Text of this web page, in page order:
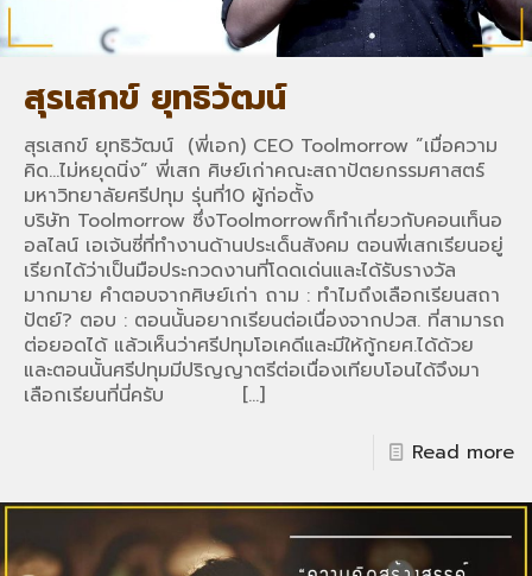
สุรเสกข์ ยุทธิวัฒน์
สุรเสกข์ ยุทธิวัฒน์ (พี่เอก) CEO Toolmorrow ”เมื่อความ
คิด…ไม่หยุดนิ่ง” พี่เสก ศิษย์เก่าคณะสถาปัตยกรรมศาสตร์
มหาวิทยาลัยศรีปทุม รุ่นที่10 ผู้ก่อตั้ง
บริษัท Toolmorrow ซึ่งToolmorrowก็ทำเกี่ยวกับคอนเท็นอ
อลไลน์ เอเจ้นซี่ที่ทำงานด้านประเด็นสังคม ตอนพี่เสกเรียนอยู่
เรียกได้ว่าเป็นมือประกวดงานที่โดดเด่นและได้รับรางวัล
มากมาย คำตอบจากศิษย์เก่า ถาม : ทำไมถึงเลือกเรียนสถา
ปัตย์? ตอบ : ตอนนั้นอยากเรียนต่อเนื่องจากปวส. ที่สามารถ
ต่อยอดได้ แล้วเห็นว่าศรีปทุมโอเคดีและมีให้กู้กยศ.ได้ด้วย
และตอนนั้นศรีปทุมมีปริญญาตรีต่อเนื่องเทียบโอนได้จึงมา
เลือกเรียนที่นี่ครับ
[…]
Read more